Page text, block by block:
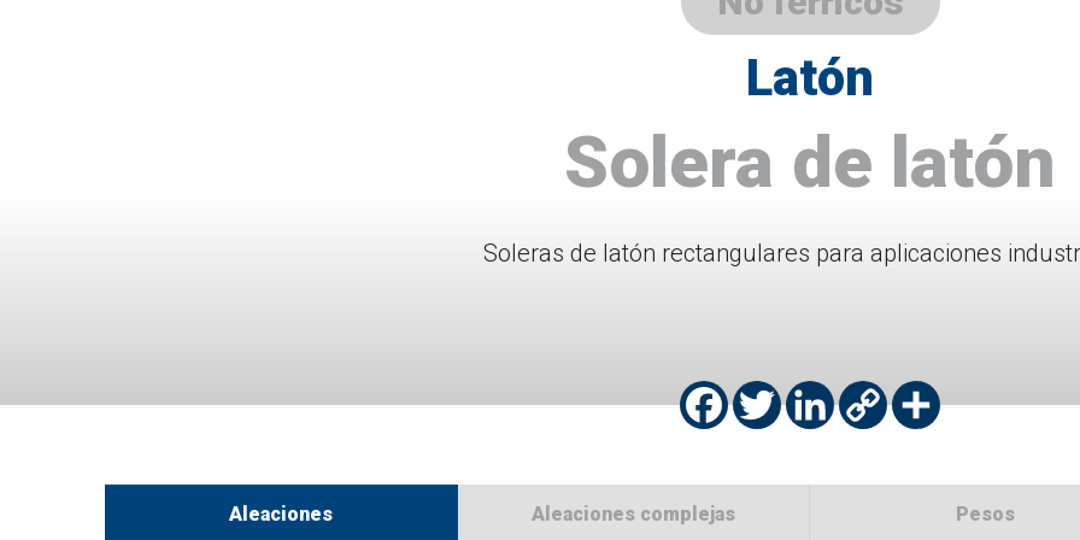
Latón
Solera de latón
Soleras de latón rectangulares para aplicaciones
Facebook
TwitterLinkedInCopy Share
Aleaciones Aleaciones complejas Pesos